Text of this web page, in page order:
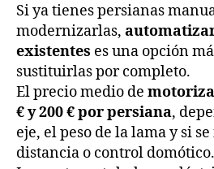
Si ya tienes persianas
modernizarlas,
existentes es una opción
sustituirlas por completo.
El precio medio de
€ y 200 € por persiana,
eje, el peso de la lama y si
distancia o control domótico.